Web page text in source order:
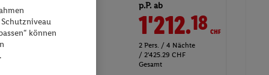
- 28.08.2026
p.P. ab
1'212.18CHF
2 Pers. / 4 Nächte
/ 2'425.29 CHF
Gesamt
können
.